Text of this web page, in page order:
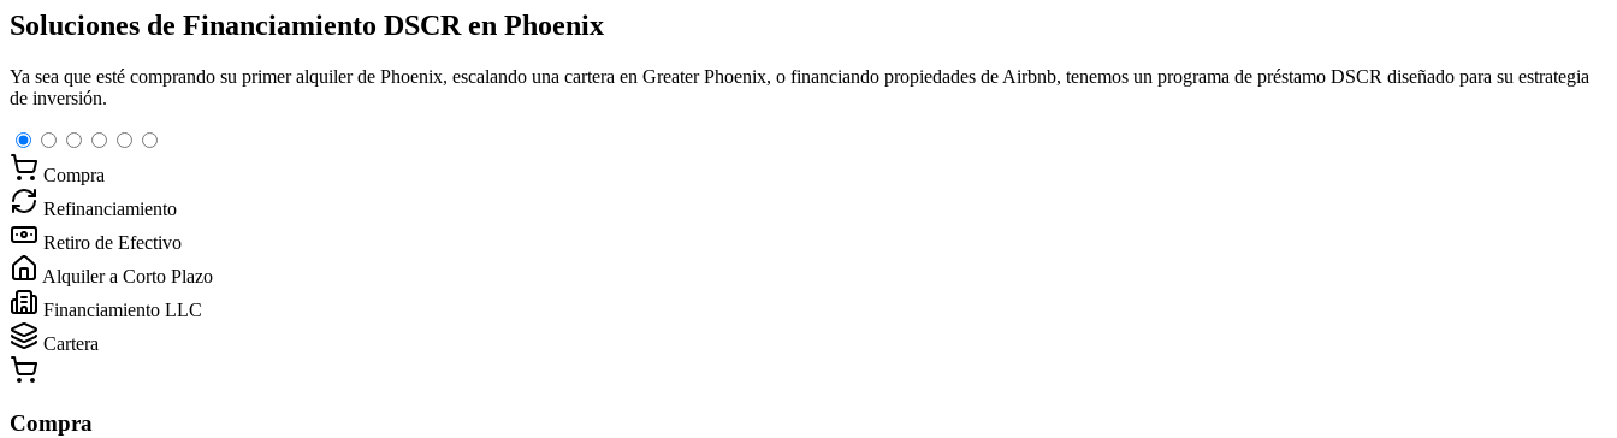
Soluciones de Financiamiento DSCR en Phoenix
Ya sea que esté comprando su primer alquiler de Phoenix, escalando una cartera en Greater Phoenix, o financiando propiedades de Airbnb, tenemos un programa de préstamo DSCR diseñado para su estrategia
de inversión.
Compra
Refinanciamiento
Retiro de Efectivo
Alquiler a Corto Plazo
Financiamiento LLC
Cartera
Compra